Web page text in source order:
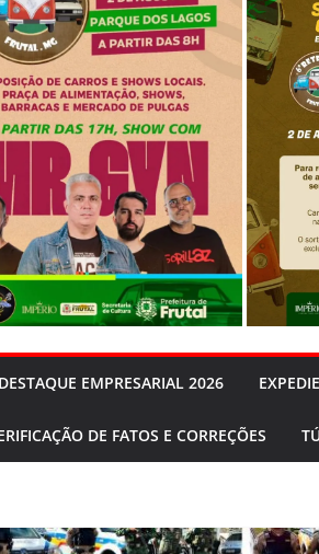
EMPRESARIAL 2026
DE FATOS E CORREÇÕES